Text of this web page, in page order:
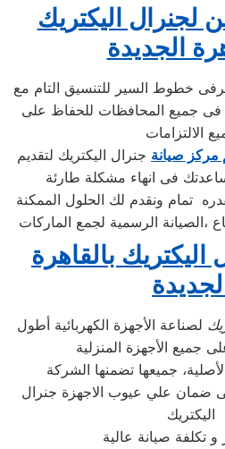
لجنرال اليكتريك
الجديدة
خطوط السير للتنسيق التام مع
فى جميع المحافظات للحفاظ على
الالتزامات
مركز صيانة جنرال اليكتريك لتقديم
فى انهاء مشكلة طارئة
تمام ونقدم لك الحلول الممكنة
،الصيانة الرسمية لجمع الماركات
بالقاهرة
الجديدة
لصناعة الأجهزة الكهربائية أطول
جميعها تضمنها الشركة
ضمان علي عيوب الاجهزة جنرال
اليكتريك